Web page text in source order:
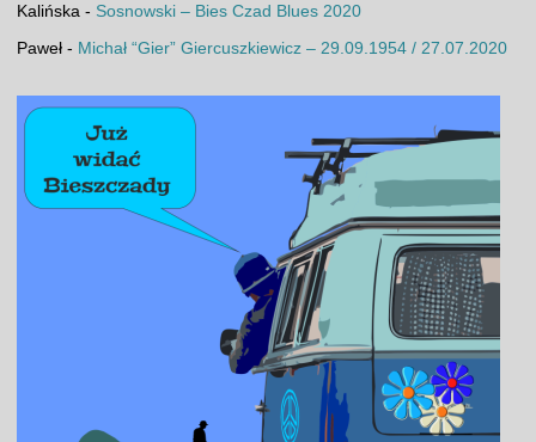
Kalińska - Sosnowski – Bies Czad Blues 2020
Paweł- Michał “Gier” Giercuszkiewicz – 29.09.1954 / 27.07.2020